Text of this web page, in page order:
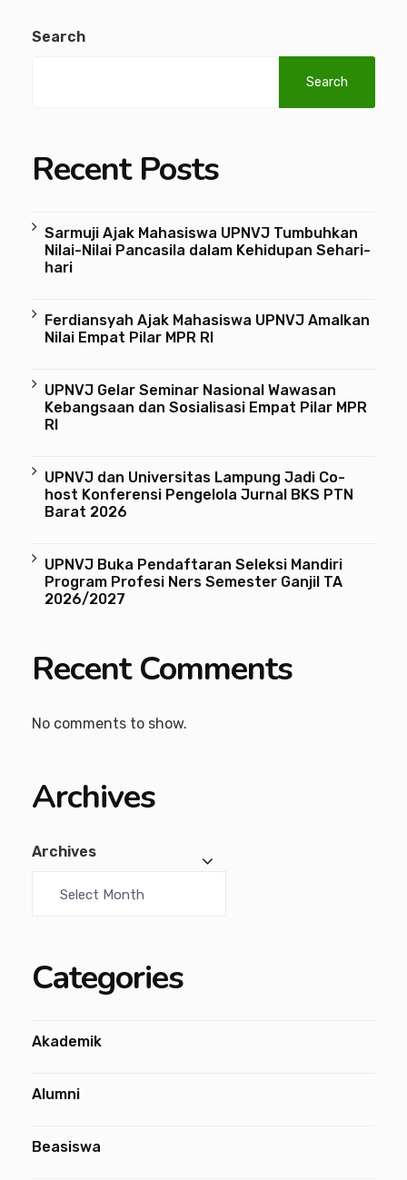
Search
Search
Recent Posts
Sarmuji Ajak Mahasiswa UPNVJ Tumbuhkan
Nilai-Nilai Pancasila dalam Kehidupan Sehari-
hari
Ferdiansyah Ajak Mahasiswa UPNVJ Amalkan
Nilai Empat Pilar MPR RI
UPNVJ Gelar Seminar Nasional Wawasan
Kebangsaan dan Sosialisasi Empat Pilar MPR
RI
UPNVJ dan Universitas Lampung Jadi Co-
host Konferensi Pengelola Jurnal BKS PTN
Barat 2026
UPNVJ Buka Pendaftaran Seleksi Mandiri
Program Profesi Ners Semester Ganjil TA
2026/2027
Recent Comments
No comments to show.
Archives
Archives
Categories
Akademik
Alumni
Beasiswa